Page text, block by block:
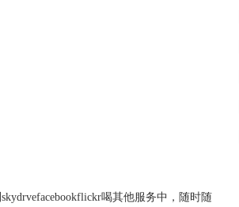
喝其他服务中，随时随